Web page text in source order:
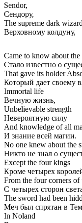
Sendor,
Сендору,
The supreme dark wizard
Верховному колдуну,
Came to know about
Стало известно о
That gave its holder
Который дает своему
Immortal life
Вечную жизнь,
Unbelievable strength
Невероятную силу
And knowledge of all
И знание всей магии.
No one knew about the
Никто не знал о
Except the four kings
Кроме четырех
From the four corners of
С четырех сторон
The sword had been
Меч был спрятан в
In Noland